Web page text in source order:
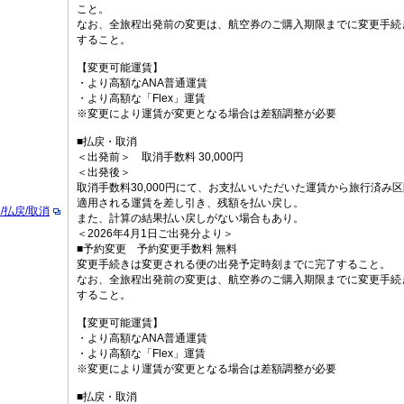
払戻/取消
こと。
なお、全旅程出発前の変更は、航空券のご購入期限までに変更手続
すること。
【変更可能運賃】
・より高額なANA普通運賃
・より高額な「Flex」運賃
※変更により運賃が変更となる場合は差額調整が必要
■払戻・取消
＜出発前＞ 取消手数料 30,000円
＜出発後＞
取消手数料30,000円にて、お支払いいただいた運賃から旅行済み
適用される運賃を差し引き、残額を払い戻し。
また、計算の結果払い戻しがない場合もあり。
＜2026年4月1日ご出発分より＞
■予約変更 予約変更手数料 無料
変更手続きは変更される便の出発予定時刻までに完了すること。
なお、全旅程出発前の変更は、航空券のご購入期限までに変更手続
すること。
【変更可能運賃】
・より高額なANA普通運賃
・より高額な「Flex」運賃
※変更により運賃が変更となる場合は差額調整が必要
■払戻・取消